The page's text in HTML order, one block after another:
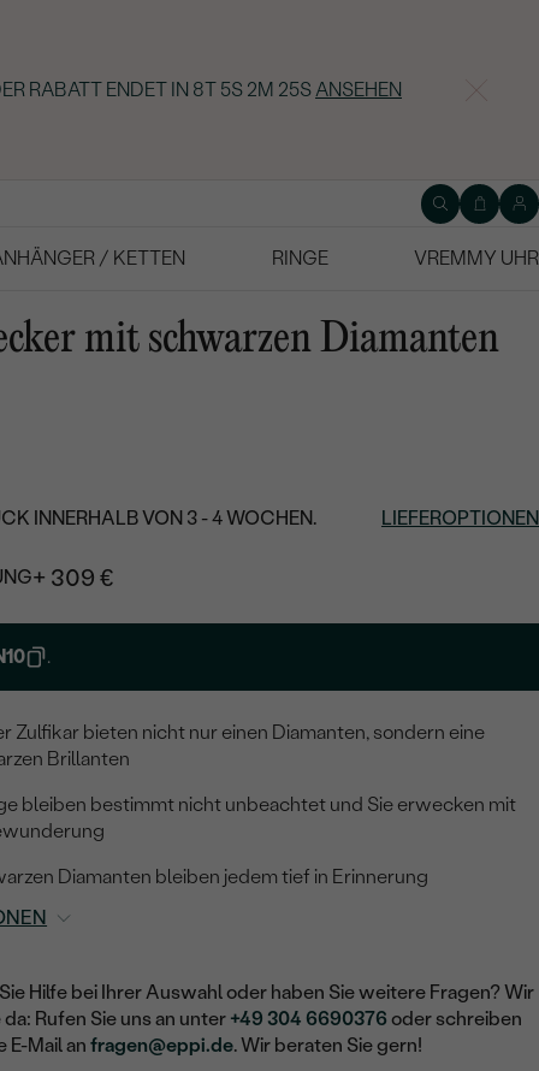
RABATT ENDET IN 8T 5S 2M 24SANSEHEN
/ KETTEN RINGE
VREMMY UHR
mit schwarzen Diamanten
INNERHALB VON 3 - 4 WOCHEN. LIEFEROPTIONEN
+ 309 €
.
Zulfikar bieten nicht nur einen Diamanten, sondern eine
Brillanten
bleiben bestimmt nicht unbeachtet und Sie erwecken mit
Diamanten bleiben jedem tief in Erinnerung
Hilfe bei Ihrer Auswahl oder haben Sie weitere Fragen? Wir
Rufen Sie uns an unter +49 304 6690376 oder schreiben
E-Mail anfragen@eppi.de. Wir beraten Sie gern!